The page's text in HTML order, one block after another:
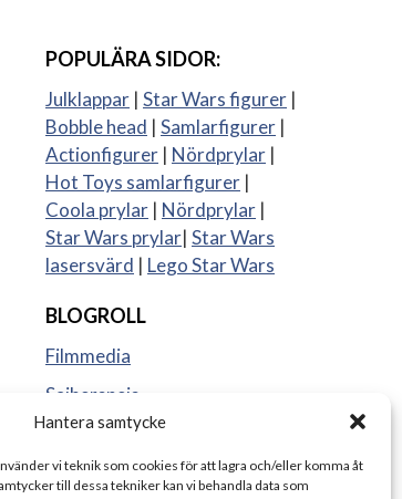
Hantera samtycke
vi teknik som cookies för att lagra och/eller komma åt
till dessa tekniker kan vi behandla data som
POPULÄRA SIDOR:
Julklappar | Star Wars figurer |
Bobble head | Samlarfigurer |
Actionfigurer | Nördprylar |
Hot Toys samlarfigurer |
Coola prylar | Nördprylar |
Star Wars prylar| Star Wars
lasersvärd | Lego Star Wars
BLOGROLL
Filmmedia
Sajberspejs
Strange things